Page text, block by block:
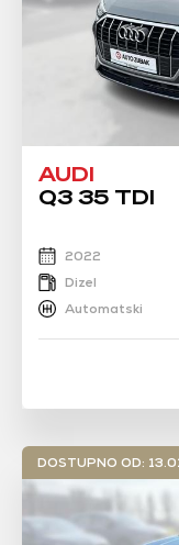
AUDI
Q3 35 TDI
2022
Dizel
Automatski
DOSTUPNO OD: